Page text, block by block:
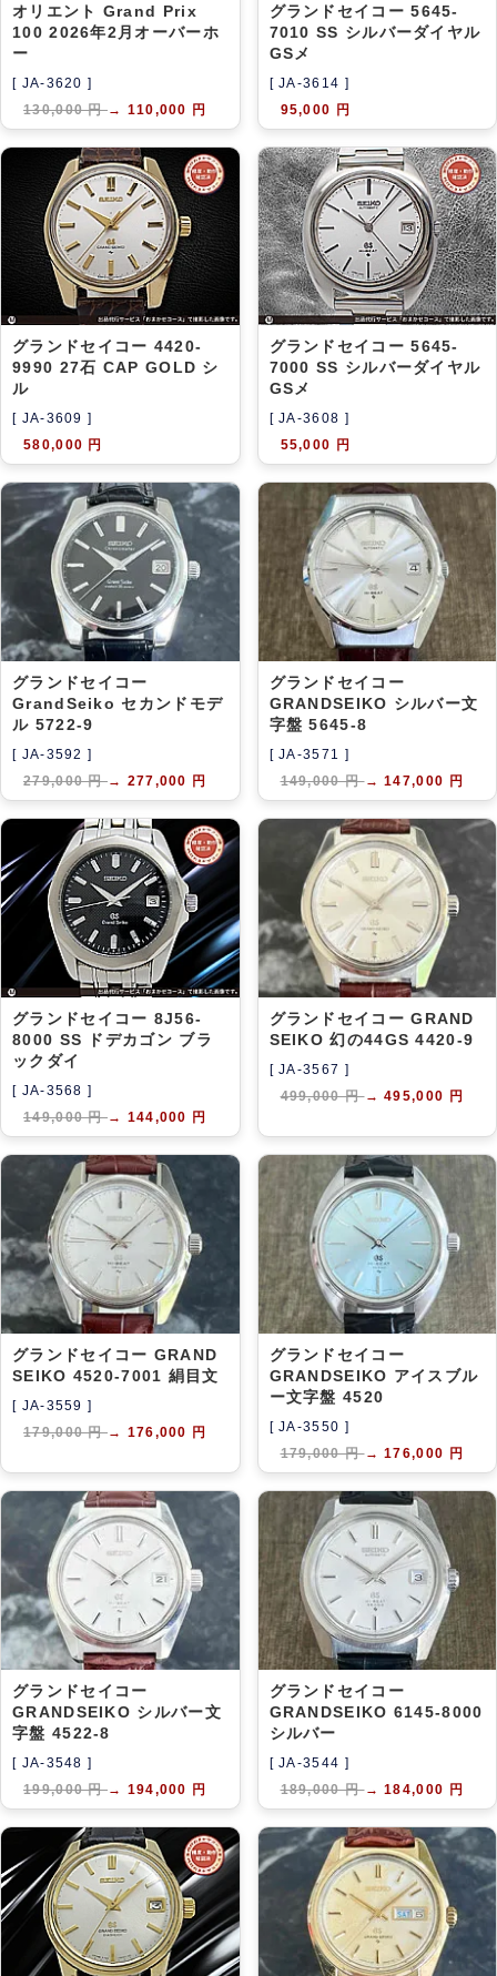
オリエント Grand Prix
100 2026年2月オーバーホ
ー
[ JA-3620 ]
130,000 円→ 110,000 円
グランドセイコー 5645-
7010 SS シルバーダイヤル
GSメ
[ JA-3614 ]
95,000 円
グランドセイコー 4420-
9990 27石 CAP GOLD シ
ル
[ JA-3609 ]
580,000 円
グランドセイコー 5645-
7000 SS シルバーダイヤル
GSメ
[ JA-3608 ]
55,000 円
グランドセイコー
GrandSeiko セカンドモデ
ル 5722-9
[ JA-3592 ]
279,000 円→ 277,000 円
グランドセイコー
GRANDSEIKO シルバー文
字盤 5645-8
[ JA-3571 ]
149,000 円→ 147,000 円
グランドセイコー 8J56-
8000 SS ドデカゴン ブラ
ックダイ
[ JA-3568 ]
149,000 円→ 144,000 円
グランドセイコー GRAND
SEIKO 幻の44GS 4420-9
[ JA-3567 ]
499,000 円→ 495,000 円
グランドセイコー GRAND
SEIKO 4520-7001 絹目文
[ JA-3559 ]
179,000 円→ 176,000 円
グランドセイコー
GRANDSEIKO アイスブル
ー文字盤 4520
[ JA-3550 ]
179,000 円→ 176,000 円
グランドセイコー
GRANDSEIKO シルバー文
字盤 4522-8
[ JA-3548 ]
199,000 円→ 194,000 円
グランドセイコー
GRANDSEIKO 6145-8000
シルバー
[ JA-3544 ]
189,000 円→ 184,000 円